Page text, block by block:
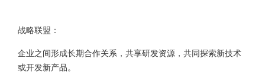
战略联盟：
企业之间形成长期合作关系，共享研发资源，共同探索新技术
或开发新产品。